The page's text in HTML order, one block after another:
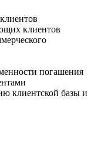
клиентов
погашения
клиентской базы и